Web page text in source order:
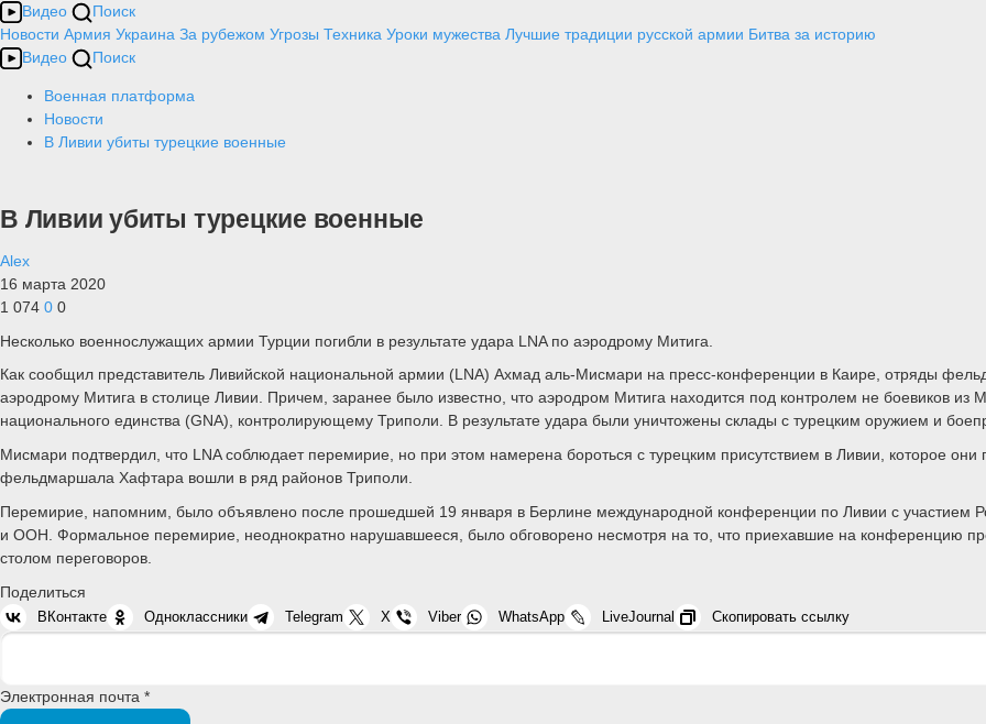
Видео
Поиск
Новости Армия Украина За рубежом Угрозы Техника Уроки мужества Лучшие традиции русской армии Битва за историю
Видео
Поиск
Военная платформа
Новости
В Ливии убиты турецкие военные
В Ливии убиты турецкие военные
Alex
16 марта 2020
1 074 0 0
Несколько военнослужащих армии Турции погибли в результате удара LNA по аэродрому Митига.
Как сообщил представитель Ливийской национальной армии (LNA) Ахмад аль-Мисмари на пресс-конференции в Каире, отряды
аэродрому Митига в столице Ливии. Причем, заранее было известно, что аэродром Митига находится под контролем не боевиков
национального единства (GNA), контролирующему Триполи. В результате удара были уничтожены склады с турецким оружием и
Мисмари подтвердил, что LNA соблюдает перемирие, но при этом намерена бороться с турецким присутствием в Ливии, которое
фельдмаршала Хафтара вошли в ряд районов Триполи.
Перемирие, напомним, было объявлено после прошедшей 19 января в Берлине международной конференции по Ливии с участием
и ООН. Формальное перемирие, неоднократно нарушавшееся, было обговорено несмотря на то, что приехавшие на конференцию
столом переговоров.
Поделиться
ВКонтакте Одноклассники Telegram X Viber WhatsApp LiveJournal Скопировать ссылку
Электронная почта *